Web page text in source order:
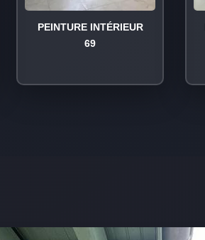
PEINTURE INTÉRIEUR
69